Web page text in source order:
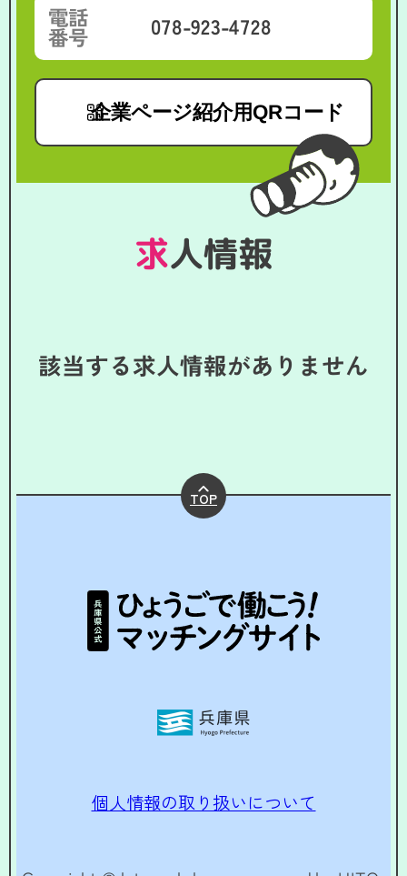
電話
番号 078-923-4728
企業ページ紹介用QRコード
求人情報
該当する求人情報がありません
TOP
個人情報の取り扱いについて